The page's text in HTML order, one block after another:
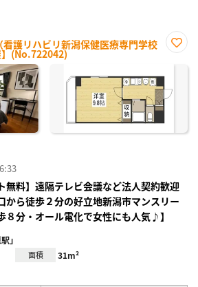
護リハビリ新潟保健医療専門学校
(No.722042)
に入
録
無料】遠隔テレビ会議など法人契約歓迎
ら徒歩２分の好立地新潟市マンスリー
８分・オール電化で女性にも人気♪】
」
面積 31m²